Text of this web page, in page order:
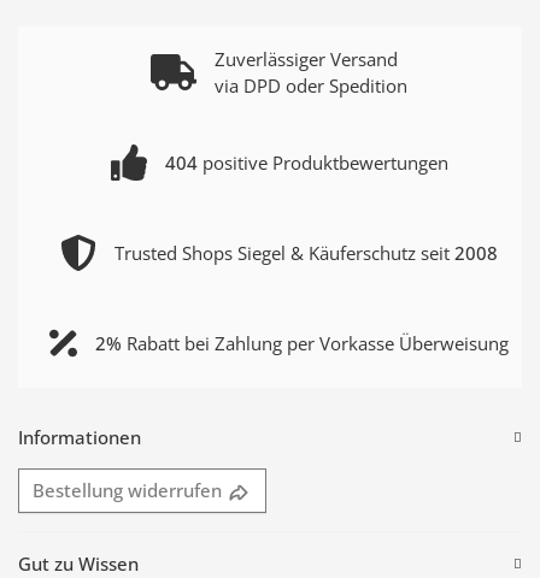
Zuverlässiger Versand
via DPD oder Spedition
404positive Produktbewertungen
Trusted Shops Siegel & Käuferschutz seit 2008
2% Rabatt bei Zahlung per Vorkasse Überweisung
Informationen
Bestellung widerrufen
Gut zu Wissen